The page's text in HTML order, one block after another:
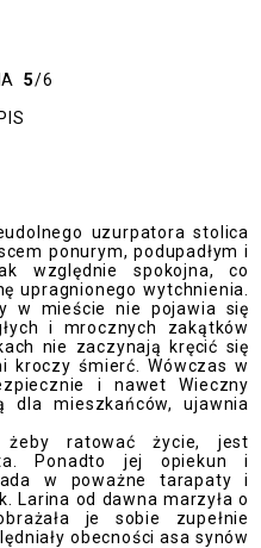
5/6
uzurpatora stolica
ponurym, podupadłym i
względnie spokojna, co
upragnionego wytchnienia.
w mieście nie pojawia się
i mrocznych zakątków
nie zaczynają kręcić się
kroczy śmierć. Wówczas w
i nawet Wieczny
dla mieszkańców, ujawnia
żeby ratować życie, jest
Ponadto jej opiekun i
w poważne tarapaty i
Larina od dawna marzyła o
je sobie zupełnie
obecności asa synów